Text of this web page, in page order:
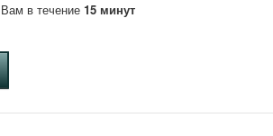
Вам в течение15 минут